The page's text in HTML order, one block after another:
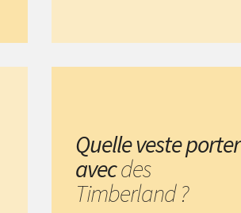
Quelle veste porter
avecdes
Timberland ?